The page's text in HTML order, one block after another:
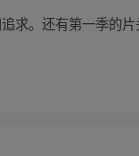
求。还有第一季的